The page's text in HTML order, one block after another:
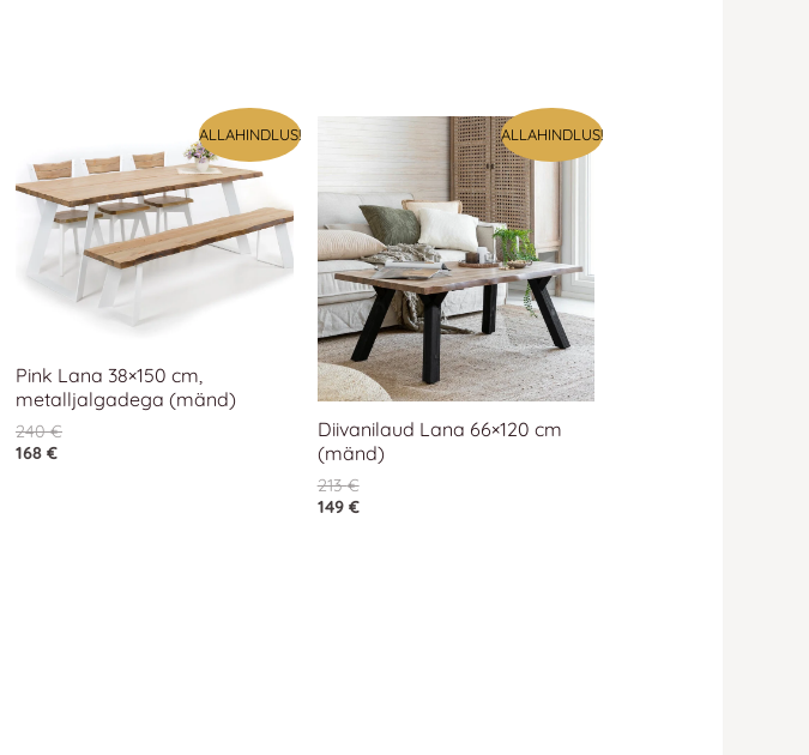
ALLAHINDLUS!
Pink Lana 38×150 cm,
metalljalgadega (mänd)
240€
168 €
ALLAHINDLUS!
Diivanilaud Lana 66×120 cm
(mänd)
213€
149 €